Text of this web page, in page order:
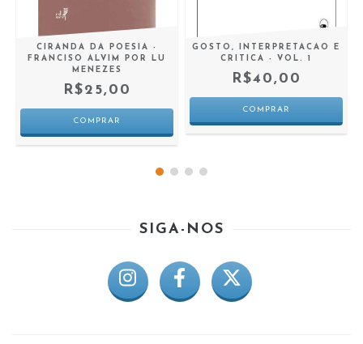
CIRANDA DA POESIA -
FRANCISO ALVIM POR LU
MENEZES
R$25,00
GOSTO, INTERPRETACAO E
CRITICA - VOL. 1
R$40,00
SIGA-NOS